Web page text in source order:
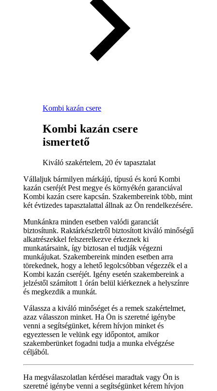
Kombi kazán csere
Kombi kazán csere
ismertető
Kiváló szakértelem, 20 év tapasztalat
Vállaljuk bármilyen márkájú, típusú és korú Kombi
kazán cseréjét Pest megye és környékén garanciával
Kombi kazán csere kapcsán. Szakembereink több, mint
két évtizedes tapasztalattal állnak az Ön rendelkezésére.
Munkánkra minden esetben valódi garanciát
biztosítunk. Raktárkészletről biztosított kiváló minőségű
alkatrészekkel felszerelkezve érkeznek ki
munkatársaink, így biztosan el tudják végezni
munkájukat. Szakembereink minden esetben arra
törekednek, hogy a lehető legolcsóbban végezzék el a
Kombi kazán cseréjét. Igény esetén szakembereink a
jelzéstől számított 1 órán belül kiérkeznek a helyszínre
és megkezdik a munkát.
Válassza a kiváló minőséget és a remek szakértelmet,
azaz válasszon minket. Ha Ön is szeretné igénybe
venni a segítségünket, kérem hívjon minket és
egyeztessen le velünk egy időpontot, amikor
szakemberünket fogadni tudja a munka elvégzése
céljából.
Ha megválaszolatlan kérdései maradtak vagy Ön is
szeretné igénybe venni a segítségünket kérem hívjon